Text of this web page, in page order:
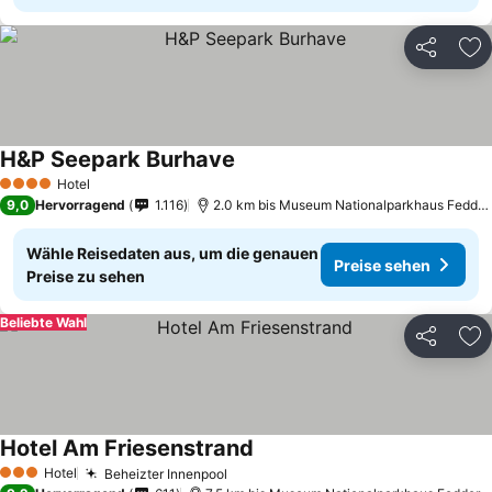
Teilen
4 Sterne Hotel
H&P Seepark Burhave
9,0 Hervorragend 1.116 2.0 km bis Museum Nationalparkhaus
Wähle Reisedaten aus, um die genauen
Preise zu sehen
Preise sehen
Teilen
Beliebte Wahl
3 SterneHotel Beheizter Innenpool
Hotel Am Friesenstrand